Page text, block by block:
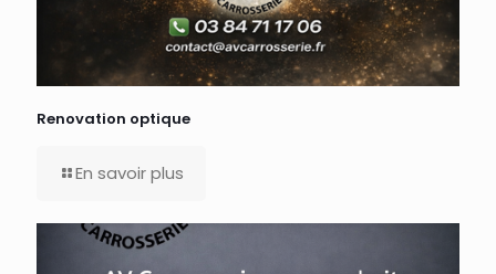
Renovation optique
En savoir plus